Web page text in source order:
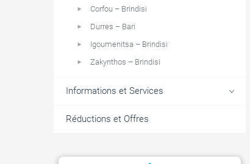
Corfou – Brindisi
Durres – Bari
Igoumenitsa – Brindisi
Zakynthos – Brindisi
Informations et Services
Réductions et Offres